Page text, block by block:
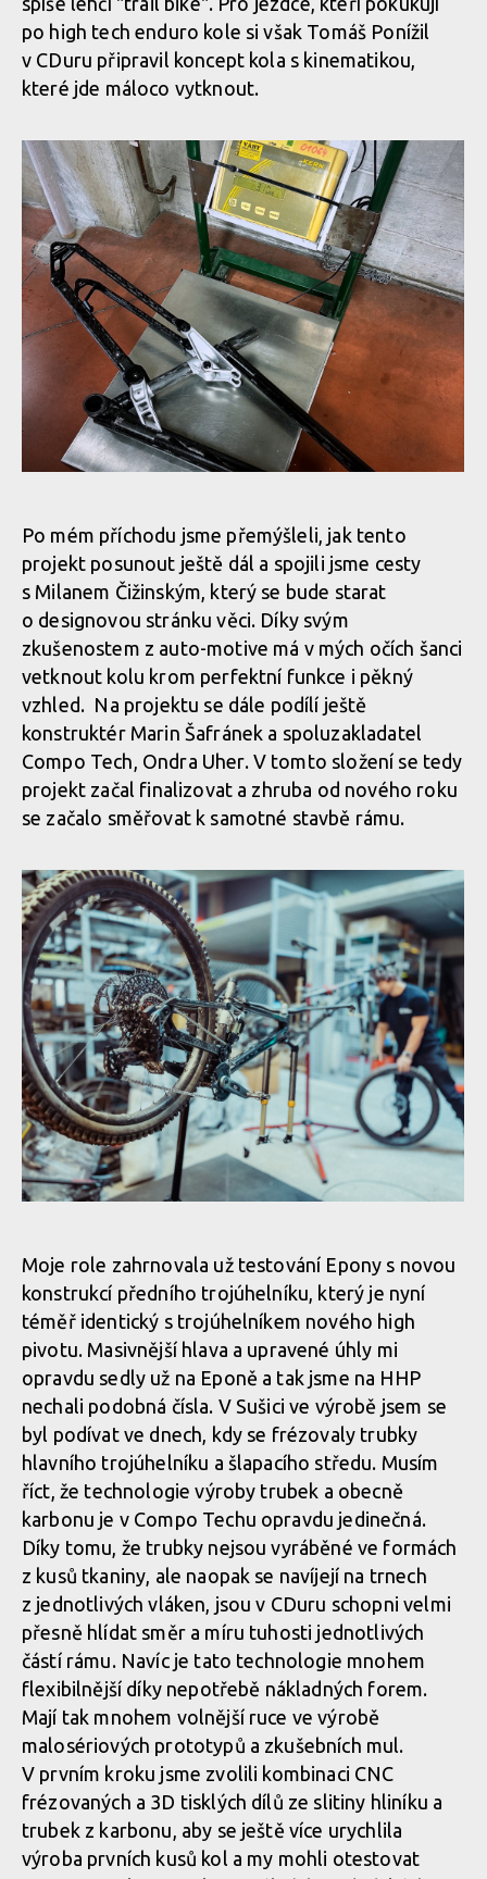
po high tech enduro kole si však Tomáš Ponížil
v CDuru připravil koncept kola s kinematikou,
které jde máloco vytknout.
Vojta Bláha přibližuje vývoj a testování highpivot prototypu
CDuro HHP
Vojta Bláha přibližuje vývoj a testování highpivot prototypu
CDuro HHP
Vojta Bláha přibližuje vývoj a testování highpivot prototypu
Vojta Bláha přibližuje vývoj a testování highpivot prototypu
CDuro HHP
Po mém příchodu jsme přemýšleli, jak tento
projekt posunout ještě dál a spojili jsme cesty
s Milanem Čižinským, který se bude starat
o designovou stránku věci. Díky svým
zkušenostem z auto-motive má v mých očích šanci
vetknout kolu krom perfektní funkce i pěkný
vzhled. Na projektu se dále podílí ještě
konstruktér Marin Šafránek a spoluzakladatel
Compo Tech, Ondra Uher. V tomto složení se tedy
projekt začal finalizovat a zhruba od nového roku
se začalo směřovat k samotné stavbě rámu.
Vojta Bláha přibližuje vývoj a testování highpivot prototypu
CDuro HHP
Vojta Bláha přibližuje vývoj a testování highpivot prototypu
CDuro HHP
Vojta Bláha přibližuje vývoj a testování highpivot prototypu
CDuro HHP
Vojta Bláha přibližuje vývoj a testování highpivot prototypu
CDuro HHP
Moje role zahrnovala už testování Epony s novou
konstrukcí předního trojúhelníku, který je nyní
téměř identický s trojúhelníkem nového high
pivotu. Masivnější hlava a upravené úhly mi
opravdu sedly už na Eponě a tak jsme na HHP
nechali podobná čísla. V Sušici ve výrobě jsem se
byl podívat ve dnech, kdy se frézovaly trubky
hlavního trojúhelníku a šlapacího středu. Musím
říct, že technologie výroby trubek a obecně
karbonu je v Compo Techu opravdu jedinečná.
Díky tomu, že trubky nejsou vyráběné ve formách
z kusů tkaniny, ale naopak se navíjejí na trnech
z jednotlivých vláken, jsou v CDuru schopni velmi
přesně hlídat směr a míru tuhosti jednotlivých
částí rámu. Navíc je tato technologie mnohem
flexibilnější díky nepotřebě nákladných forem.
Mají tak mnohem volnější ruce ve výrobě
malosériových prototypů a zkušebních mul.
V prvním kroku jsme zvolili kombinaci CNC
frézovaných a 3D tisklých dílů ze slitiny hliníku a
trubek z karbonu, aby se ještě více urychlila
výroba prvních kusů kol a my mohli otestovat